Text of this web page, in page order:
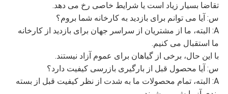
تقاضا بسیار زیاد است یا شرایط خاصی رخ می دهد.
س: آیا می توانم برای بازدید به کارخانه شما بروم؟
A: البته، ما از مشتریان از سراسر جهان برای بازدید از کارخانه
ما استقبال می کنیم.
با این حال، برخی از گیاهان برای عموم آزاد نیستند.
س: آیا محصول قبل از بارگیری بازرسی کیفیت دارد؟
A: البته، تمام محصولات ما به شدت از نظر کیفیت قبل از بسته